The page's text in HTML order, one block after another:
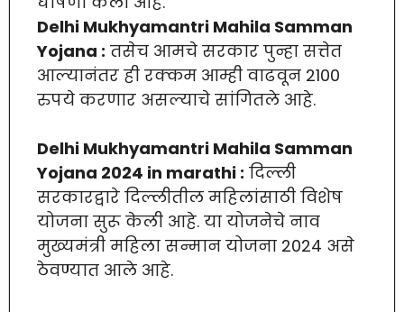
Delhi Mukhyamantri Mahila Samman
Yojana : तसेच आमचे सरकार पुन्हा सत्तेत
आल्यानंतर ही रक्कम आम्ही वाढवून 2100
रुपये करणार असल्याचे सांगितले आहे.
Delhi Mukhyamantri Mahila Samman
Yojana 2024 in marathi : दिल्ली
सरकारद्वारे दिल्लीतील महिलांसाठी विशेष
योजना सुरू केली आहे. या योजनेचे नाव
मुख्यमंत्री महिला सन्मान योजना 2024 असे
ठेवण्यात आले आहे.